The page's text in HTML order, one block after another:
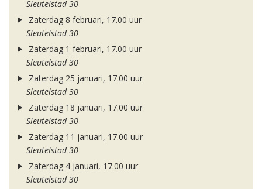
Sleutelstad 30
Zaterdag 8 februari, 17.00 uur
Sleutelstad 30
Zaterdag 1 februari, 17.00 uur
Sleutelstad 30
Zaterdag 25 januari, 17.00 uur
Sleutelstad 30
Zaterdag 18 januari, 17.00 uur
Sleutelstad 30
Zaterdag 11 januari, 17.00 uur
Sleutelstad 30
Zaterdag 4 januari, 17.00 uur
Sleutelstad 30